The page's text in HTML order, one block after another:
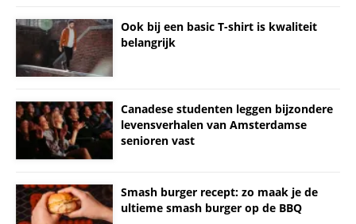
Ook bij een basic T-shirt is kwaliteit
belangrijk
Canadese studenten leggen bijzondere
levensverhalen van Amsterdamse
senioren vast
Smash burger recept: zo maak je de
ultieme smash burger op de BBQ